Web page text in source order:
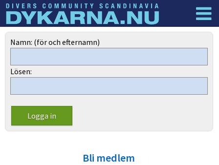
Dyknyheter
Namn: (för och efternamn)
Lösen:
Bli medlem